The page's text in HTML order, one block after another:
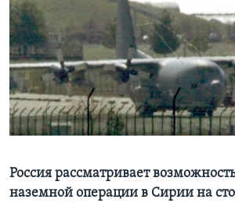
Learning English
СОЦИАЛЬНЫЕ СЕТИ
Россия рассматривает
наземной операции в Сирии на